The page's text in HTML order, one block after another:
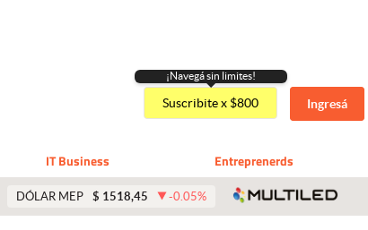
¡Navegá sin limites!
Suscribite x $800 Ingresá
IT Business Entreprenerds
DÓLAR MEP $ 1518,45 -0.05%